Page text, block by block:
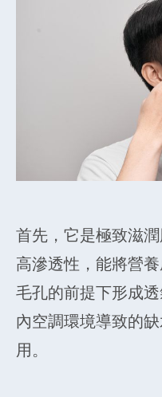
首先，它是極致滋
高滲透性，能將營
毛孔的前提下形成
內空調環境導致的
用。